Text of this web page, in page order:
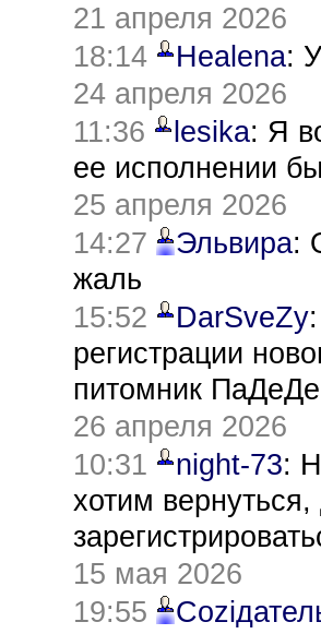
21 апреля 2026
18:14
Healena:
24 апреля 2026
11:36
lesika: Я
ее исполнении
25 апреля 2026
14:27
Эльвира:
жаль
15:52
DarSveZy
регистрации
питомник
26 апреля 2026
10:31
night-73:
хотим
15 мая 2026
19:55